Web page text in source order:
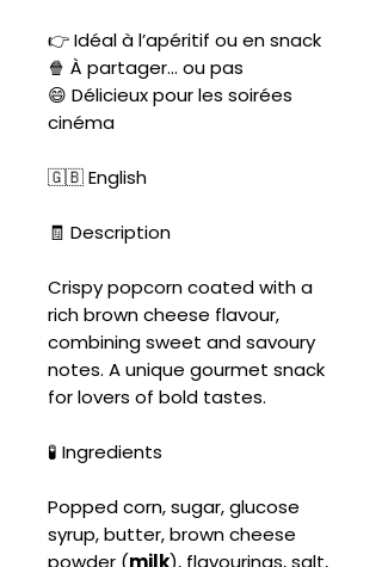
👉 Idéal à l’apéritif ou en snack
🍿 À partager… ou pas
😄 Délicieux pour les soirées
cinéma
🇬🇧 English
🧾 Description
Crispy popcorn coated with a
rich brown cheese flavour,
combining sweet and savoury
notes. A unique gourmet snack
for lovers of bold tastes.
🧪 Ingredients
Popped corn, sugar, glucose
syrup, butter, brown cheese
powder (milk), flavourings, salt,